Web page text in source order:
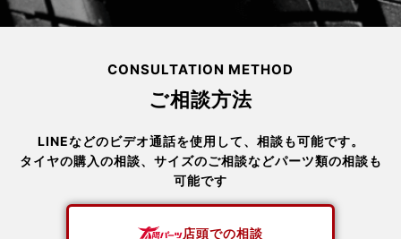
CONSULTATION METHOD
ご相談方法
LINEなどのビデオ通話を使用して、相談も可能です。
タイヤの購入の相談、サイズのご相談などパーツ類の相談も
可能です
店頭での相談